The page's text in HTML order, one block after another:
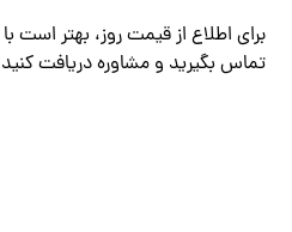
برای اطلاع از قیمت روز، بهتر است
تماس بگیرید و مشاوره دریافت